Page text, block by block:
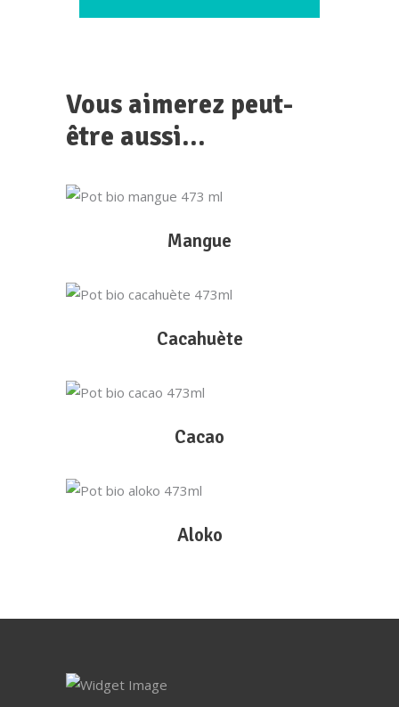
Vous aimerez peut-
être aussi…
Mangue
Cacahuète
Cacao
Aloko